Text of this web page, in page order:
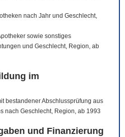
nach Jahr und Geschlecht,
sowie sonstiges
und Geschlecht, Region, ab
im
bestandener Abschlussprüfung aus
nach Geschlecht, Region, ab 1993
und Finanzierung